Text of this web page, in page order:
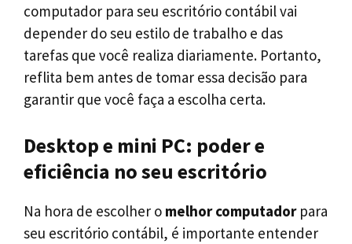
computador para seu escritório contábil vai
depender do seu estilo de trabalho e das
tarefas que você realiza diariamente. Portanto,
reflita bem antes de tomar essa decisão para
garantir que você faça a escolha certa.
Desktop e mini PC: poder e
eficiência no seu escritório
Na hora de escolher o melhor computadorpara
seu escritório contábil, é importante entender